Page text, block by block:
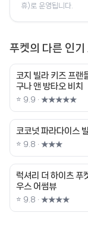
휴)로 운영됩니다.
푸켓의 다른 인기
코지 빌라 키즈 프랜
구나 앤 방타오 비치
⭐ 9.9 · ★★★★★
코코넛 파라다이스
⭐ 9.8 · ★★★
럭셔리 더 하이츠 푸
우스 어썸뷰
⭐ 9.8 · ★★★★